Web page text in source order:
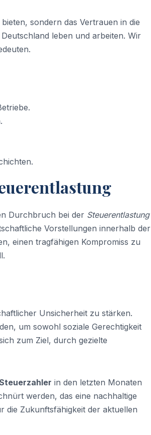
sondern das Vertrauen in die
leben und arbeiten. Wir
Durchbruch bei der Steuerentlastung
Vorstellungen innerhalb der
einen tragfähigen Kompromiss zu
Unsicherheit zu stärken.
um sowohl soziale Gerechtigkeit
zum Ziel, durch gezielte
in den letzten Monaten
werden, das eine nachhaltige
die Zukunftsfähigkeit der aktuellen